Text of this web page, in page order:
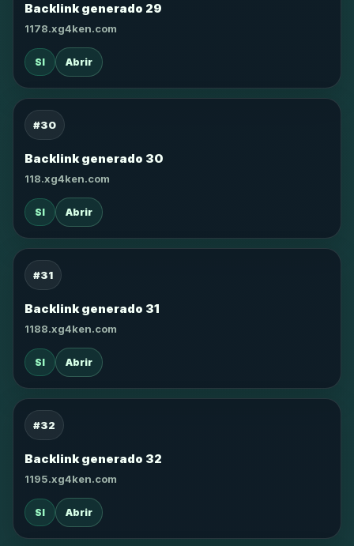
Backlink generado 29
1178.xg4ken.com
SI Abrir
#30
Backlink generado 30
118.xg4ken.com
SI Abrir
#31
Backlink generado 31
1188.xg4ken.com
SI Abrir
#32
Backlink generado 32
1195.xg4ken.com
SI Abrir